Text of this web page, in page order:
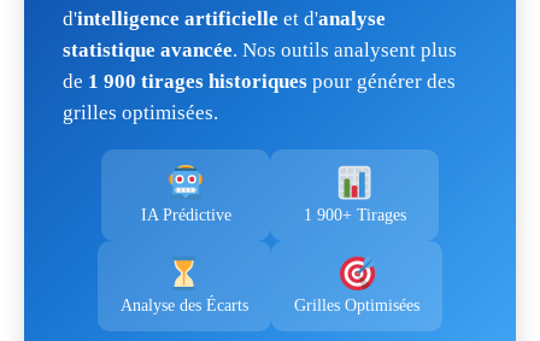
d'intelligence artificielle et d'analyse
statistique avancée. Nos outils analysent plus
de 1 900 tirages historiques pour générer des
grilles optimisées.
IA Prédictive 1 900+ Tirages
Analyse des Écarts Grilles Optimisées